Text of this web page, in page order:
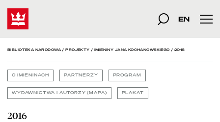
2016 - Biblioteka szukana fraza
Szukaj
EN
BIBLIOTEKA NARODOWA/PROJEKTY / IMIENINY JANA KOCHANOWSKIEGO / 2016
O IMIENINACH PARTNERZY PROGRAM
WYDAWNICTWA I AUTORZY (MAPA) PLAKAT
2016